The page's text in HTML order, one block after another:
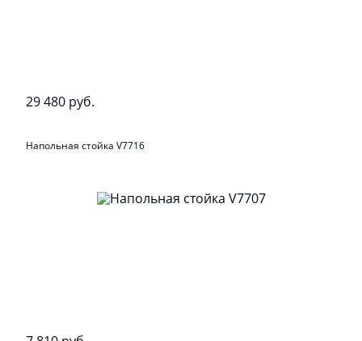
29 480 руб.
Напольная стойка V7716